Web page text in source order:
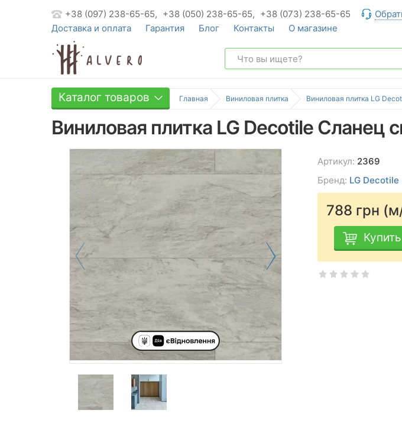
+38 (097) 238-65-65, +38 (050) 238-65-65, +38 (073) 238-65-65
Доставка и оплата
Гарантия Блог Контакты О магазине
Каталог товаров Главная Виниловая плитка Виниловая плитка LG
Виниловая плитка LG Decotile Сланец
Артикул: 2369
Бренд: LG Decotile
788 грн
Купить